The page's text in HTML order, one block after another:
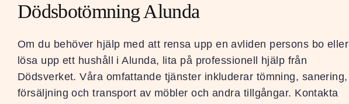
Dödsbotömning Alunda
Om du behöver hjälp med att rensa upp en avliden persons bo eller
lösa upp ett hushåll i Alunda, lita på professionell hjälp från
Dödsverket. Våra omfattande tjänster inkluderar tömning, sanering,
försäljning och transport av möbler och andra tillgångar. Kontakta